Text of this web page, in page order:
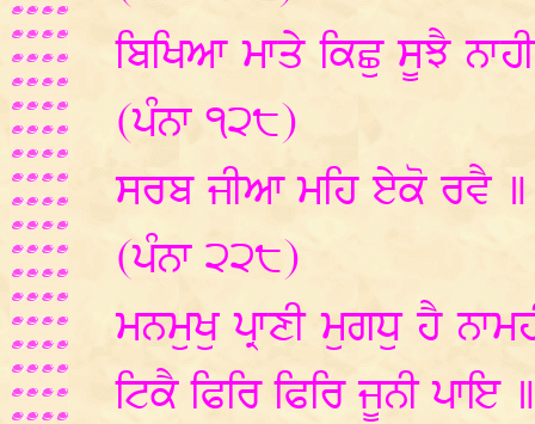
ਬਿਖਿਆ ਮਾਤੇ ਕਿਛੁ ਸੂਝੈ
(ਪੰਨਾ ੧੨੮)
ਸਰਬ ਜੀਆ ਮਹਿ ਏਕੋ ਰਵੈ ॥
(ਪੰਨਾ ੨੨੮)
ਮਨਮੁਖੁ ਪ੍ਰਾਣੀ ਮੁਗਧੁ ਹੈ
ਟਿਕੈ ਫਿਰਿ ਫਿਰਿ ਜੂਨੀ